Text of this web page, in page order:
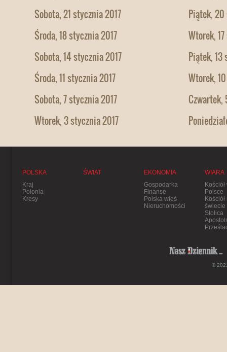
Sobota, 21 stycznia 2017
Piątek,
Środa, 18 stycznia 2017
Wtorek,
Sobota, 14 stycznia 2017
Piątek, 13
Środa, 11 stycznia 2017
Wtorek,
Sobota, 7 stycznia 2017
Czwartek,
Wtorek, 3 stycznia 2017
POLSKA
Kraj
Polonia
Kresy
ŚWIAT
EKONOMIA
Gospodarka
Finanse
Polska wieś
Nieruchomości
WIARA
Kościół
Polsce
Kościół
świecie
Stolica
©